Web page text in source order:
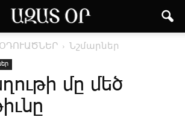
Նշմարներ
մը մեծ